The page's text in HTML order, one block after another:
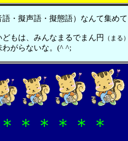
語・擬声語・擬態語）なんて集め
どもは、みんなまるでまん円 （まる
がらないな。 (^ ^;
＊＊＊＊＊